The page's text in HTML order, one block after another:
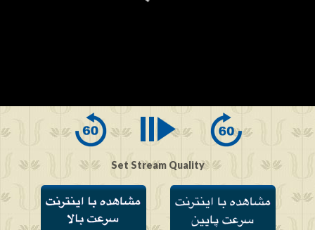
of
Set Stream Quality